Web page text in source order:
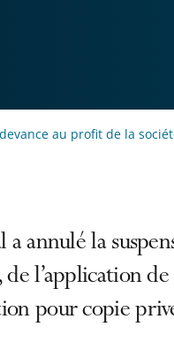
au profit de la
annulé la
de l’application
pour copie